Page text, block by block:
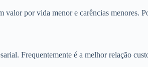
valor por vida menor e carências menores.
Frequentemente é a melhor relação